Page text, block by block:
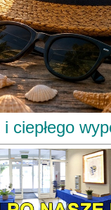
ciepłego